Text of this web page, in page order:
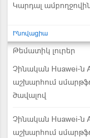
Կարդալ
Ինովացիա
Թեմատիկ լուրեր
Չինական Huawei-ն
աշխարհում
ծավալով
Չինական Huawei-ն
աշխարհում